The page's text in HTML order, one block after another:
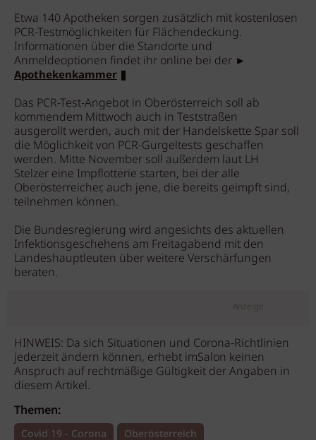
Etwa 140 Apotheken sorgen zusätzlich mit kostenlosen
PCR-Testmöglichkeiten für Flächendeckung.
Informationen über die Standorte und
Anmeldeoptionen findet ihr online bei der ►
Apothekenkammer
Das PCR-Test-Angebot in Oberösterreich soll ab
kommendem Mittwoch auch in Teststraßen
ausgerollt werden, auch mit der Handelskette Spar soll
die Möglichkeit von PCR-Gurgeltests geschaffen
werden. Mitte November soll außerdem laut LH
Stelzer eine Impflotterie starten, bei der alle
Oberösterreicher, auch jene, die bereits geimpft sind,
teilnehmen können.
Die Bundesregierung wird angesichts des aktuellen
Infektionsgeschehens am Freitagabend mit den
Landeshauptleuten über weitere Verschärfungen
beraten.
Anzeige
HINWEIS: Da sich Situationen und Corona-Richtlinien
jederzeit ändern können, erhebt imSalon keinen
Anspruch auf rechtmäßige Gültigkeit der Angaben in
diesem Artikel.
Themen:
Covid 19 - Corona Oberösterreich